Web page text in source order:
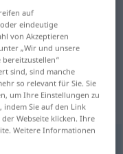
auf
eindeutige
von Akzeptieren
„Wir und unsere
sind, sind manche
so relevant für Sie. Sie
um Ihre Einstellungen zu
Sie auf den Link
Webseite klicken. Ihre
Weitere Informationen